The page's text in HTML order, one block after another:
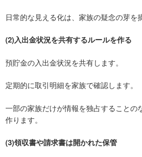
日常的な見える化は、家族の疑念の芽を
(2)入出金状況を共有するルールを作る
預貯金の入出金状況を共有します。
定期的に取引明細を家族で確認します。
一部の家族だけが情報を独占することの
作ります。
(3)領収書や請求書は開かれた保管